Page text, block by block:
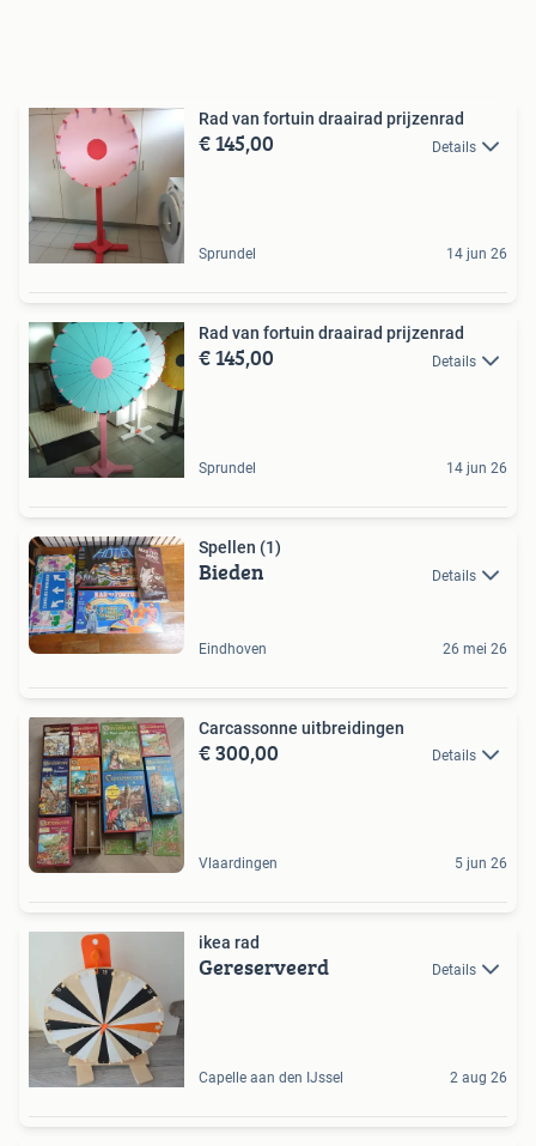
Rad van fortuin draairad prijzenrad
€ 145,00 Details
Sprundel 14 jun 26
Rad van fortuin draairad prijzenrad
€ 145,00 Details
Sprundel 14 jun 26
Spellen (1)
Bieden Details
Eindhoven 26 mei 26
Carcassonne uitbreidingen
€ 300,00 Details
Vlaardingen 5 jun 26
ikea rad
Gereserveerd Details
Capelle aan den IJssel 2 aug 26